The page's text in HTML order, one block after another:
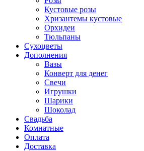
Кустовые розы
Хризантемы кустовые
Орхидеи
Тюльпаны
Сухоцветы
Дополнения
Вазы
Конверт для денег
Свечи
Игрушки
Шарики
Шоколад
Свадьба
Комнатные
Оплата
Доставка